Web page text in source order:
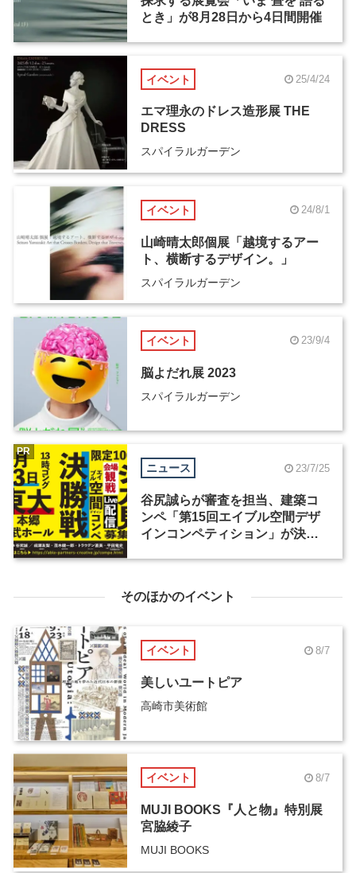
とき」が8月28日から4日間開催
イベント 25/4/24
エマ理永のドレス造形展 THE
DRESS
スパイラルガーデン
イベント 24/8/1
山崎晴太郎個展「越境するアー
ト、横断するデザイン。」
スパイラルガーデン
イベント 23/9/4
脳よだれ展 2023
スパイラルガーデン
ニュース 23/7/25
谷尻誠らが審査を担当、建築コ
ンペ「第15回エイブル空間デザ
インコンペティション」が決勝
PR
そのほかのイベント
イベント 8/7
美しいユートピア
高崎市美術館
イベント 8/7
MUJI BOOKS『人と物』特別展
宮脇綾子
MUJI BOOKS